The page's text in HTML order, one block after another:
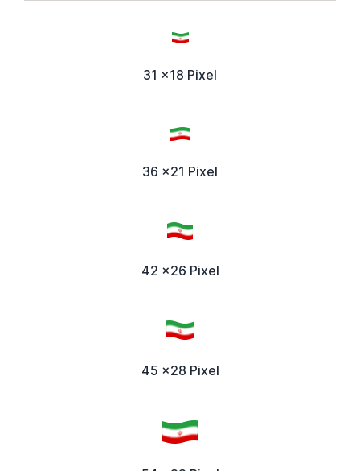
31 x18 Pixel
36 x21 Pixel
42 x26 Pixel
45 x28 Pixel